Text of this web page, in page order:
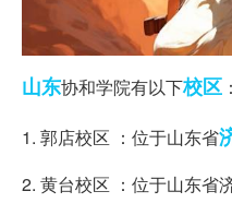
山东协和学院有以下校区 ：
1. 郭店校区 ：位于山东省
2. 黄台校区 ：位于山东省